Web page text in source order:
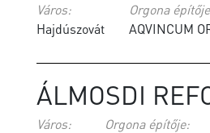
Város:
Hajdúszovát
Orgona
AQVINCUM
ÁLMOSDI
Város:
Orgona építője: